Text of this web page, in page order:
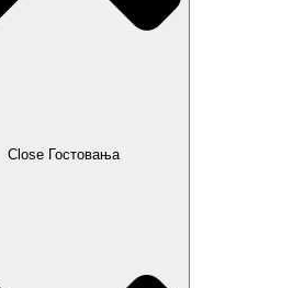
Close Гостовања